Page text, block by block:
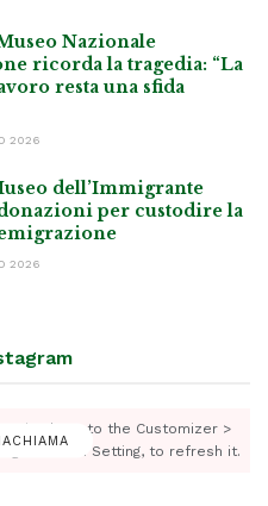
Nazionale
ricorda la tragedia: “La
resta una sfida
2026
dell’Immigrante
per custodire la
2026
Go to the Customizer >
Feed Setting, to refresh it.